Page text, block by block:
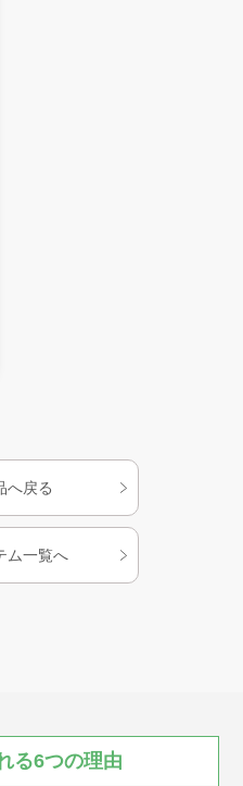
リ！
へ戻る
ム一覧へ
る6つの理由